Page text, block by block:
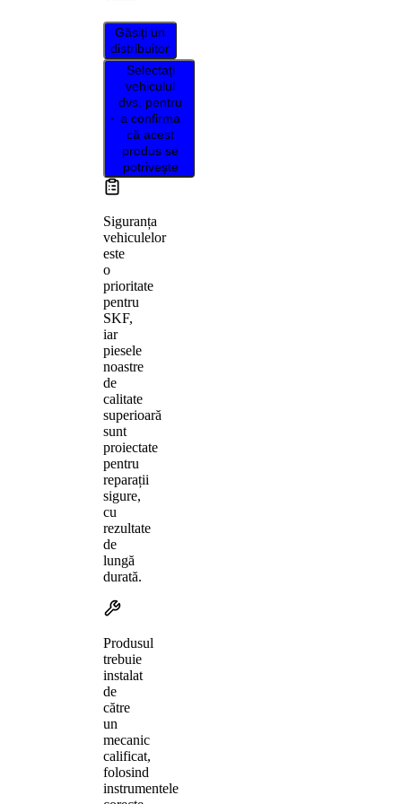
Găsiți un
distribuitor
Selectați
vehiculul
dvs. pentru
a confirma
că acest
produs se
potrivește
Siguranța
vehiculelor
este
o
prioritate
pentru
SKF,
iar
piesele
noastre
de
calitate
superioară
sunt
proiectate
pentru
reparații
sigure,
cu
rezultate
de
lungă
durată.
Produsul
trebuie
instalat
de
către
un
mecanic
calificat,
folosind
instrumentele